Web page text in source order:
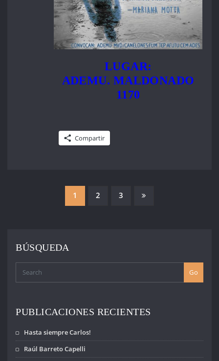
LUGAR:
ADEMU. MALDONADO
1170
Compartir
PAGINACIÓN
ENTRADAS
1 2 3
BÚSQUEDA
Go
PUBLICACIONES RECIENTES
Hasta siempre Carlos!
Raúl Barreto Capelli